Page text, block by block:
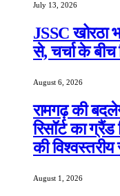
July 13, 2026
JSSC खोरठा
से, चर्चा के बीच
August 6, 2026
रामगढ़ की
रिसॉर्ट का
की विश्वस्तरीय
August 1, 2026